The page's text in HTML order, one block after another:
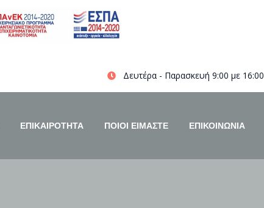
Δευτέρα - Παρασκευή 9:00 με 16:00
ΕΠΙΚΑΙΡΟΤΗΤΑ ΠΟΙΟΊ ΕΊΜΑΣΤΕ ΕΠΙΚΟΙΝΩΝΙΑ